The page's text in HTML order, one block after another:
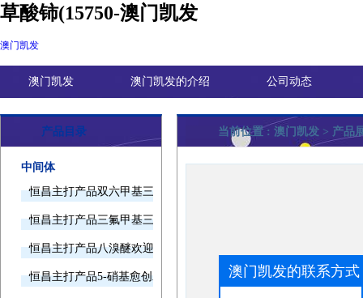
草酸铈(15750-澳门凯发
澳门凯发
澳门凯发 澳门凯发的介绍 公司动态
产品目录
中间体
恒昌主打产品双六甲基三胺欢迎询价
恒昌主打产品三氟甲基三甲基硅烷欢迎询价
恒昌主打产品八溴醚欢迎询价
恒昌主打产品5-硝基愈创木酚钠欢迎询价
当前位置 : 澳门凯发 > 产品
澳门凯发的联系方式